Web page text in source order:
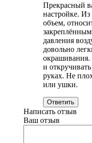
Прекрасный
настройке.
объем,
давления
довольно
окрашивания.
и
руках. Не
или ушки.
Ответить
Написать отзыв
Ваш отзыв